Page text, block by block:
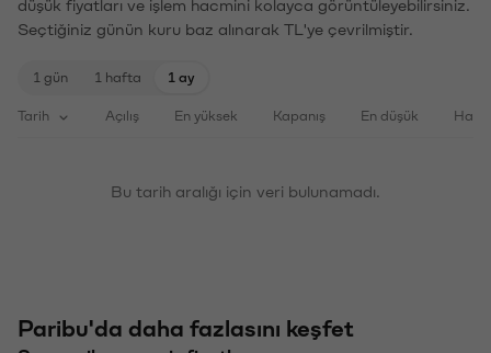
düşük fiyatları ve işlem hacmini kolayca görüntüleyebilirsiniz.
Seçtiğiniz günün kuru baz alınarak TL'ye çevrilmiştir.
1 gün 1 hafta 1 ay
Tarih Açılış En yüksek Kapanış En düşük
Bu tarih aralığı için veri bulunamadı.
Paribu'da daha fazlasını keşfet